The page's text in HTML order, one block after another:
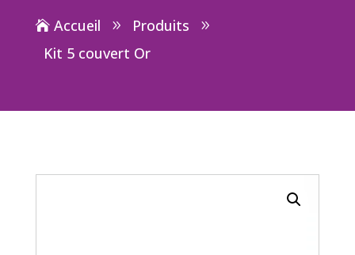
Accueil
Produits
Kit 5 couvert Or